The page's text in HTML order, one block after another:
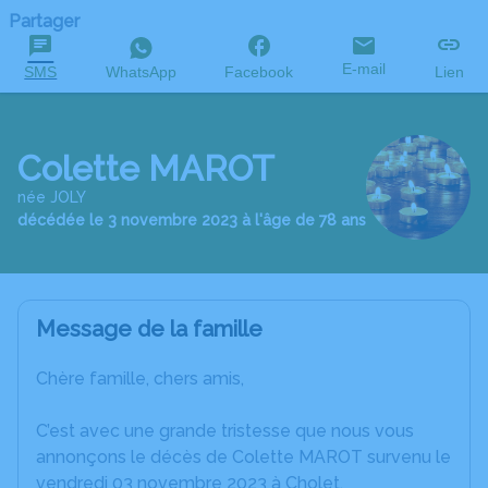
Partager
SMS WhatsApp Facebook E-mail Lien
Colette MAROT
née JOLY
décédée le 3 novembre 2023 à l'âge de 78 ans
Message de la famille
Chère famille, chers amis,
C’est avec une grande tristesse que nous vous
annonçons le décès de Colette MAROT survenu le
vendredi 03 novembre 2023 à Cholet.